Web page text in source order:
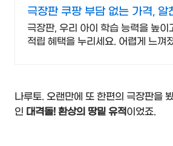
극장판 쿠팡 부담 없는 가격, 알
극장판, 우리 아이 학습 능력을 높이
적립 혜택을 누리세요. 어렵게 느껴
나루토. 오랜만에 또 한편의 극장판을
인 대격돌! 환상의 땅밑 유적이었죠.